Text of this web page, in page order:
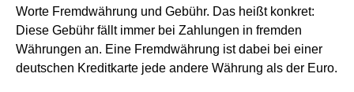
Worte Fremdwährung und Gebühr. Das heißt konkret:
Diese Gebühr fällt immer bei Zahlungen in fremden
Währungen an. Eine Fremdwährung ist dabei bei einer
deutschen Kreditkarte jede andere Währung als der Euro.